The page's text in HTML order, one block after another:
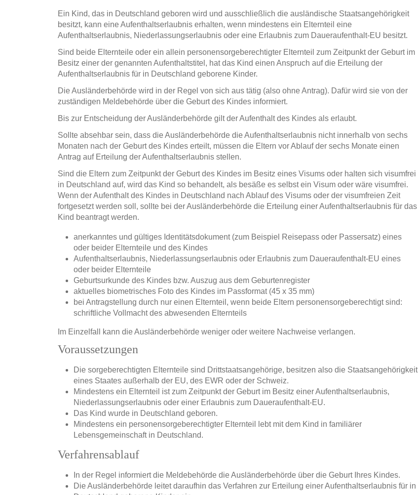
Ein Kind, das in Deutschland geboren wird und ausschließlich die ausländische Staatsangehörigkeit
besitzt, kann eine Aufenthaltserlaubnis erhalten, wenn mindestens ein Elternteil eine
Aufenthaltserlaubnis, Niederlassungserlaubnis oder eine Erlaubnis zum Daueraufenthalt-EU besitzt.
Sind beide Elternteile oder ein allein personensorgeberechtigter Elternteil zum Zeitpunkt der Geburt im
Besitz einer der genannten Aufenthaltstitel, hat das Kind einen Anspruch auf die Erteilung der
Aufenthaltserlaubnis für in Deutschland geborene Kinder.
Die Ausländerbehörde wird in der Regel von sich aus tätig (also ohne Antrag). Dafür wird sie von der
zuständigen Meldebehörde über die Geburt des Kindes informiert.
Bis zur Entscheidung der Ausländerbehörde gilt der Aufenthalt des Kindes als erlaubt.
Sollte absehbar sein, dass die Ausländerbehörde die Aufenthaltserlaubnis nicht innerhalb von sechs
Monaten nach der Geburt des Kindes erteilt, müssen die Eltern vor Ablauf der sechs Monate einen
Antrag auf Erteilung der Aufenthaltserlaubnis stellen.
Sind die Eltern zum Zeitpunkt der Geburt des Kindes im Besitz eines Visums oder halten sich visumfrei
in Deutschland auf, wird das Kind so behandelt, als besäße es selbst ein Visum oder wäre visumfrei.
Wenn der Aufenthalt des Kindes in Deutschland nach Ablauf des Visums oder der visumfreien Zeit
fortgesetzt werden soll, sollte bei der Ausländerbehörde die Erteilung einer Aufenthaltserlaubnis für das
Kind beantragt werden.
anerkanntes und gültiges Identitätsdokument (zum Beispiel Reisepass oder Passersatz) eines
oder beider Elternteile und des Kindes
Aufenthaltserlaubnis, Niederlassungserlaubnis oder Erlaubnis zum Daueraufenthalt-EU eines
oder beider Elternteile
Geburtsurkunde des Kindes bzw. Auszug aus dem Geburtenregister
aktuelles biometrisches Foto des Kindes im Passformat (45 x 35 mm)
bei Antragstellung durch nur einen Elternteil, wenn beide Eltern personensorgeberechtigt sind:
schriftliche Vollmacht des abwesenden Elternteils
Im Einzelfall kann die Ausländerbehörde weniger oder weitere Nachweise verlangen.
Voraussetzungen
Die sorgeberechtigten Elternteile sind Drittstaatsangehörige, besitzen also die Staatsangehörigkeit
eines Staates außerhalb der EU, des EWR oder der Schweiz.
Mindestens ein Elternteil ist zum Zeitpunkt der Geburt im Besitz einer Aufenthaltserlaubnis,
Niederlassungserlaubnis oder einer Erlaubnis zum Daueraufenthalt-EU.
Das Kind wurde in Deutschland geboren.
Mindestens ein personensorgeberechtigter Elternteil lebt mit dem Kind in familiärer
Lebensgemeinschaft in Deutschland.
Verfahrensablauf
In der Regel informiert die Meldebehörde die Ausländerbehörde über die Geburt Ihres Kindes.
Die Ausländerbehörde leitet daraufhin das Verfahren zur Erteilung einer Aufenthaltserlaubnis für in